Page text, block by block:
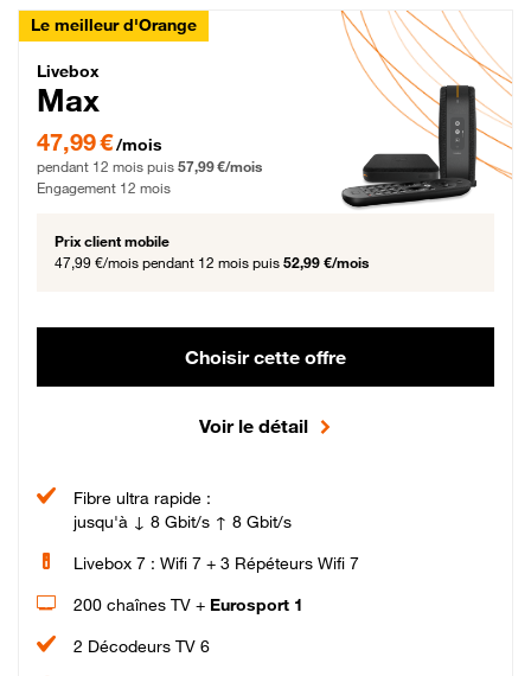
Le meilleur d'Orange
Livebox Max Fibre
Livebox
Max
47,99 € par mois pendant 12 mois puis 57,99 € par mois, Engagement 12 mois
47,99 €/mois
pendant 12 mois puis 57,99 €/mois
Engagement 12 mois
Prix client mobile
47,99 €/mois pendant 12 mois puis 52,99 €/mois
Choisir cette offre
Voir le détail
Fibre ultra rapide :
jusqu'à ↓ 8 Gbit/s ↑ 8 Gbit/s
Livebox 7 : Wifi 7 + 3 Répéteurs Wifi 7
200 chaînes TV + Eurosport 1
2 Décodeurs TV 6